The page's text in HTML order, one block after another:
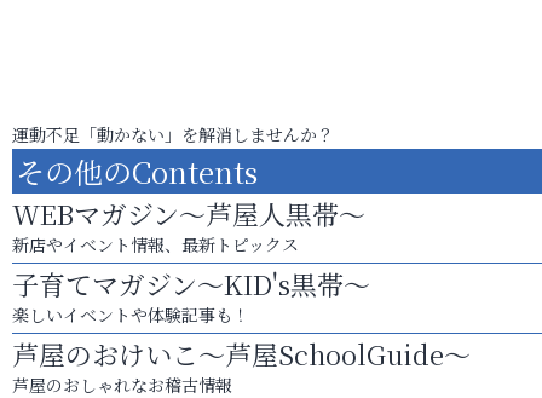
運動不足「動かない」を解消しませんか？
その他のContents
WEBマガジン～芦屋人黒帯～
新店やイベント情報、最新トピックス
子育てマガジン～KID's黒帯～
楽しいイベントや体験記事も！
芦屋のおけいこ～芦屋SchoolGuide～
芦屋のおしゃれなお稽古情報